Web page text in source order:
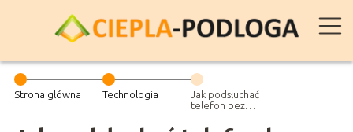
Strona główna Technologia
Jak podsłuchać
telefon bez
niego?